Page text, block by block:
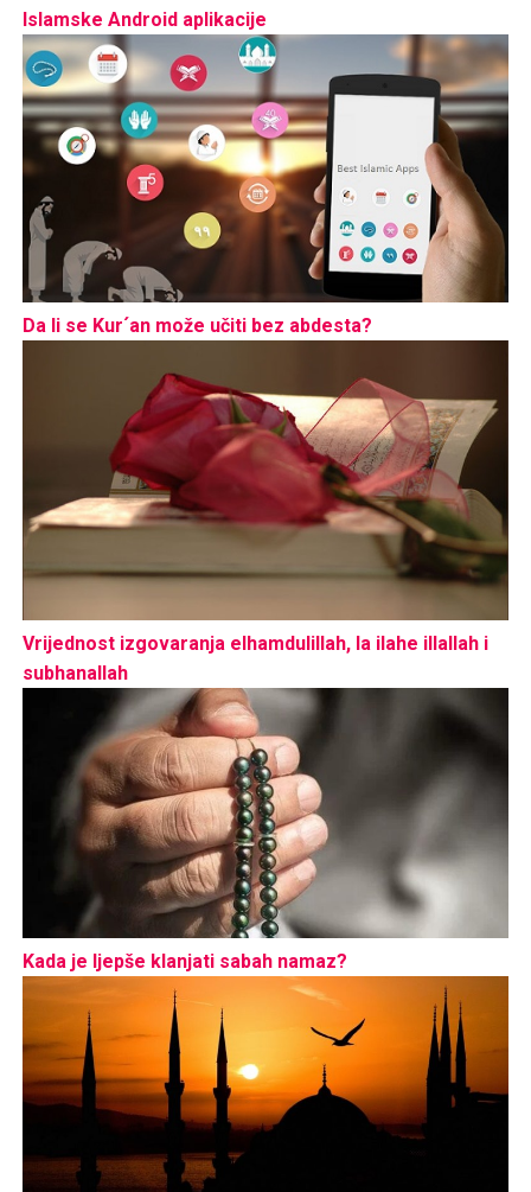
Islamske Android aplikacije
Da li se Kur´an može učiti bez abdesta?
Vrijednost izgovaranja elhamdulillah, la ilahe illallah i
subhanallah
Kada je ljepše klanjati sabah namaz?